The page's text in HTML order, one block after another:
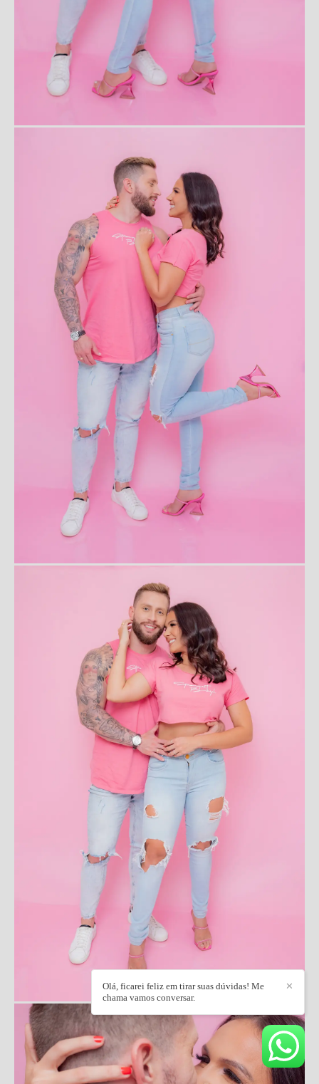
✕
Olá, ficarei feliz em tirar suas dúvidas! Me
chama vamos conversar.